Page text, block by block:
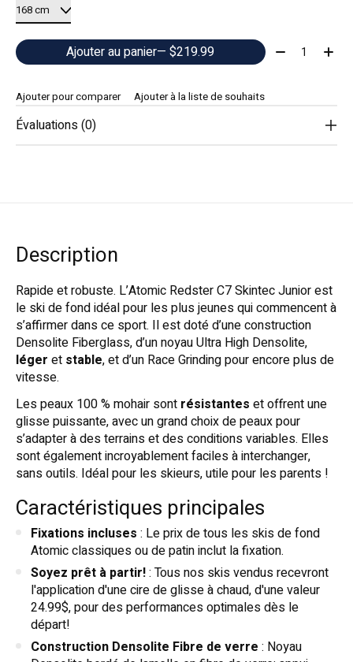
Ajouter au panier — $219.99 Quantité:
Ajouter pour comparer Ajouter à la liste de souhaits
Évaluations (0)
Description
Rapide et robuste. L’Atomic Redster C7 Skintec Junior est
le ski de fond idéal pour les plus jeunes qui commencent à
s’affirmer dans ce sport. Il est doté d’une construction
Densolite Fiberglass, d’un noyau Ultra High Densolite,
léger et stable, et d’un Race Grinding pour encore plus de
vitesse.
Les peaux 100 % mohair sont résistantes et offrent une
glisse puissante, avec un grand choix de peaux pour
s’adapter à des terrains et des conditions variables. Elles
sont également incroyablement faciles à interchanger,
sans outils. Idéal pour les skieurs, utile pour les parents !
Caractéristiques principales
Fixations incluses : Le prix de tous les skis de fond
Atomic classiques ou de patin inclut la fixation.
Soyez prêt à partir!: Tous nos skis vendus recevront
l'application d'une cire de glisse à chaud, d'une valeur
24.99$, pour des performances optimales dès le
départ!
Construction Densolite Fibre de verre : Noyau